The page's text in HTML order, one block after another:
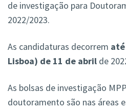
de investigação para
2022/2023.
As candidaturas decorrem até
Lisboa) de 11 de abril de
As bolsas de investigação
doutoramento são nas áreas